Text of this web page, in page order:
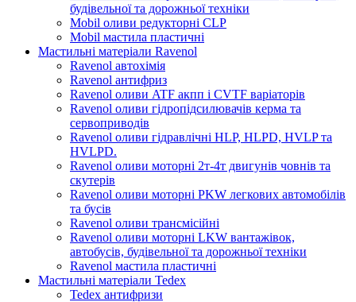
будівельної та дорожньої техніки
Mobil оливи редукторні CLP
Mobil мастила пластичні
Мастильні матеріали Ravenol
Ravenol автохімія
Ravenol антифриз
Ravenol оливи ATF акпп і CVTF варіаторів
Ravenol оливи гідропідсилювачів керма та
сервоприводів
Ravenol оливи гідравлічні HLP, HLPD, HVLP та
HVLPD.
Ravenol оливи моторні 2т-4т двигунів човнів та
скутерів
Ravenol оливи моторні PKW легкових автомобілів
та бусів
Ravenol оливи трансмісійні
Ravenol оливи моторні LKW вантажівок,
автобусів, будівельної та дорожньої техніки
Ravenol мастила пластичні
Мастильні матеріали Tedex
Tedex антифризи